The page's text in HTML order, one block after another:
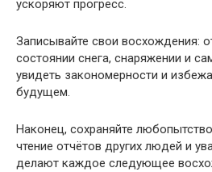
ускоряют прогресс.
Записывайте свои восхождения:
состоянии снега, снаряжении и
увидеть закономерности и
будущем.
Наконец, сохраняйте
чтение отчётов других людей и
делают каждое следующее